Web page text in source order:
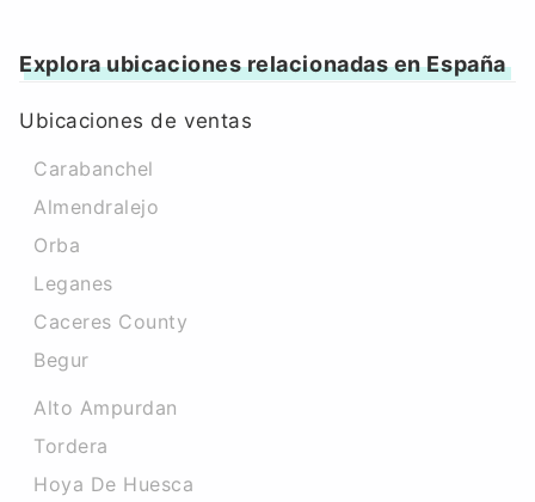
Explora ubicaciones relacionadas en España
Ubicaciones de ventas
Carabanchel
Almendralejo
Orba
Leganes
Caceres County
Begur
Alto Ampurdan
Tordera
Hoya De Huesca